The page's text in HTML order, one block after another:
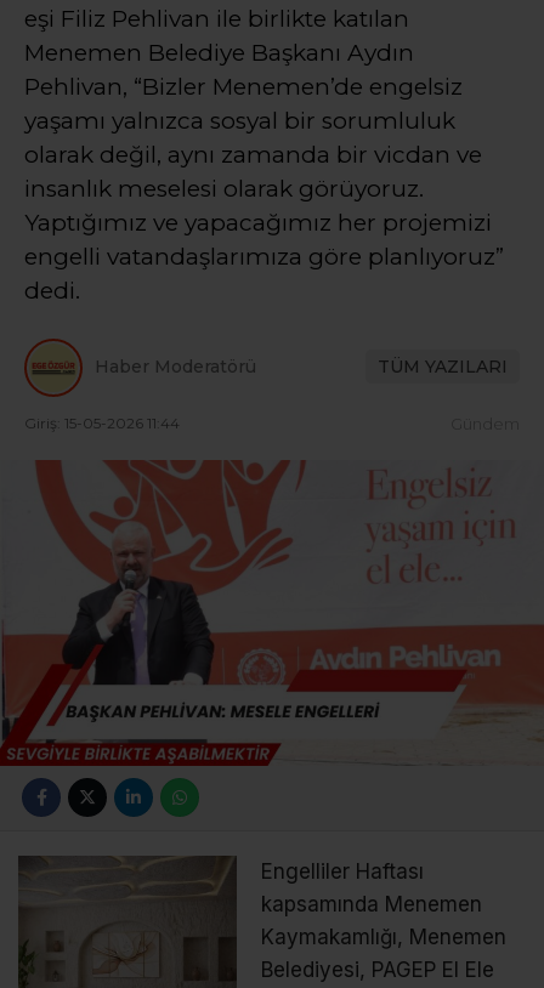
eşi Filiz Pehlivan ile birlikte katılan
Menemen Belediye Başkanı Aydın
Pehlivan, “Bizler Menemen’de engelsiz
yaşamı yalnızca sosyal bir sorumluluk
olarak değil, aynı zamanda bir vicdan ve
insanlık meselesi olarak görüyoruz.
Yaptığımız ve yapacağımız her projemizi
engelli vatandaşlarımıza göre planlıyoruz”
dedi.
Haber Moderatörü TÜM YAZILARI
Giriş: 15-05-2026 11:44 Gündem
Engelliler Haftası
kapsamında Menemen
Kaymakamlığı, Menemen
Belediyesi, PAGEP El Ele